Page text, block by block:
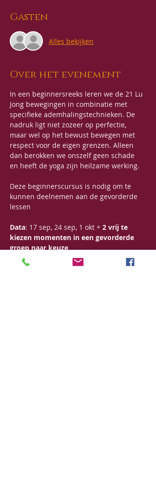
Gasten
Alles bekijken
Over het evenement
In een beginnersreeks leren we de 21 Lu
Jong bewegingen in combinatie met
specifieke ademhalingstechnieken. De
nadruk ligt niet zozeer op perfectie,
maar wel op het bewust bewegen met
respect voor de eigen grenzen. Alleen
dan berokken we onszelf geen schade
en heeft de yoga zijn heilzame werking.
Deze beginnerscursus is nodig om te
kunnen deelnemen aan de gevorderde
lessen
Data: 17 sep, 24 sep, 1 okt + 2 vrij te
kiezen momenten in een gevorderde
groep naar keuze
Uur:
: 130€